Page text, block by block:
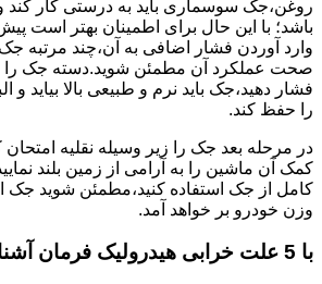
روغن،جک سوسماری باید به درستی کار کند
باشد؛ با این حال برای اطمینان بهتر است
وارد آوردن فشار اضافی به آن،چند مرتبه جک
صحت عملکرد آن مطمئن شوید.دسته جک را
فشار دهید،جک باید نرم و طبیعی بالا بیاید و
را حفظ کند.
در مرحله بعد جک را زیر وسیله نقلیه امتحان
کمک آن ماشین را به آرامی از زمین بلند
کامل از جک استفاده کنید،مطمئن شوید جک
وزن خودرو بر خواهد آمد.
با 5 علت خرابی هیدرولیک فرمان آشنا شوید